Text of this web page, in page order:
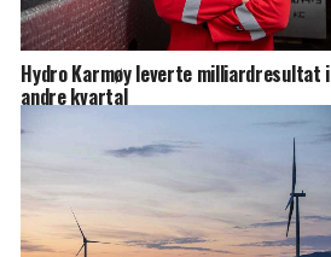
Hydro Karmøy leverte milliardresultat i
andre kvartal